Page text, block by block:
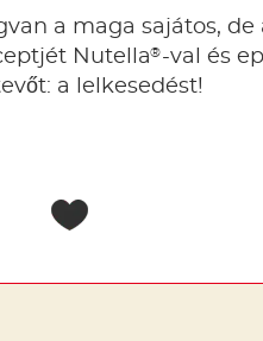
a maga sajátos,
Nutella®-val és
a lelkesedést!